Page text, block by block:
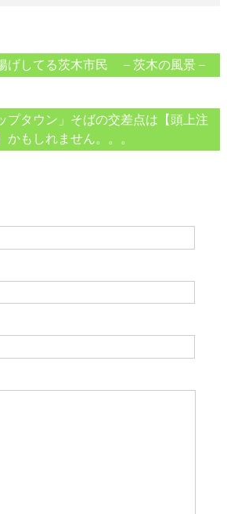
げしてる茨木市民 －茨木の風景－
プタウン」そばの交差点は【頭上注
かもしれません。。。